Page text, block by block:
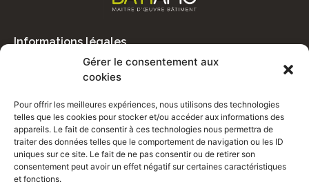
Gérer le consentement aux
cookies
Pour offrir les meilleures expériences, nous utilisons des technologies
telles que les cookies pour stocker et/ou accéder aux informations des
appareils. Le fait de consentir à ces technologies nous permettra de
traiter des données telles que le comportement de navigation ou les ID
uniques sur ce site. Le fait de ne pas consentir ou de retirer son
consentement peut avoir un effet négatif sur certaines caractéristiques
et fonctions.
Informations légales
Mentions légales
Politique de confidentialité
Plan du site
COORDONNÉES
06 21 26 49 43
reynal.philippe@gmail.com